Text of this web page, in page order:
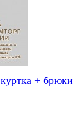
+ брюки